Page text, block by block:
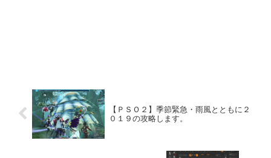
【ＰＳＯ２】季節緊急・雨風とともに２
０１９の攻略します。